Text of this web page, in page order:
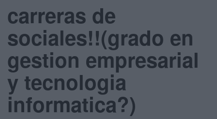
carreras de
sociales!!(grado en
gestion empresarial
y tecnologia
informatica?)